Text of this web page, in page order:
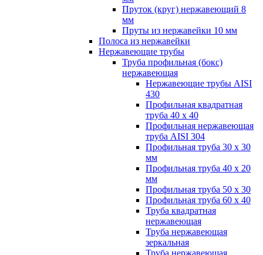
Пруток (круг) нержавеющий 8
мм
Пруты из нержавейки 10 мм
Полоса из нержавейки
Нержавеющие трубы
Труба профильная (бокс)
нержавеющая
Нержавеющие трубы AISI
430
Профильная квадратная
труба 40 х 40
Профильная нержавеющая
труба AISI 304
Профильная труба 30 х 30
мм
Профильная труба 40 х 20
мм
Профильная труба 50 х 30
Профильная труба 60 х 40
Труба квадратная
нержавеющая
Труба нержавеющая
зеркальная
Труба нержавеющая